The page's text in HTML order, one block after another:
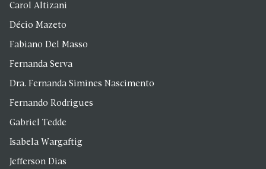
Carol Altizani
Décio Mazeto
Fabiano Del Masso
Fernanda Serva
Dra. Fernanda Simines Nascimento
Fernando Rodrigues
Gabriel Tedde
Isabela Wargaftig
Jefferson Dias